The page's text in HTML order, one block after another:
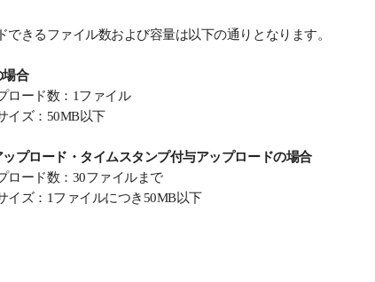
できるファイル数および容量は以下の通りとなります。
場合
ロード数：1ファイル
イズ：50MB以下
プロード・タイムスタンプ付与アップロードの場合
ロード数：30ファイルまで
イズ：1ファイルにつき50MB以下